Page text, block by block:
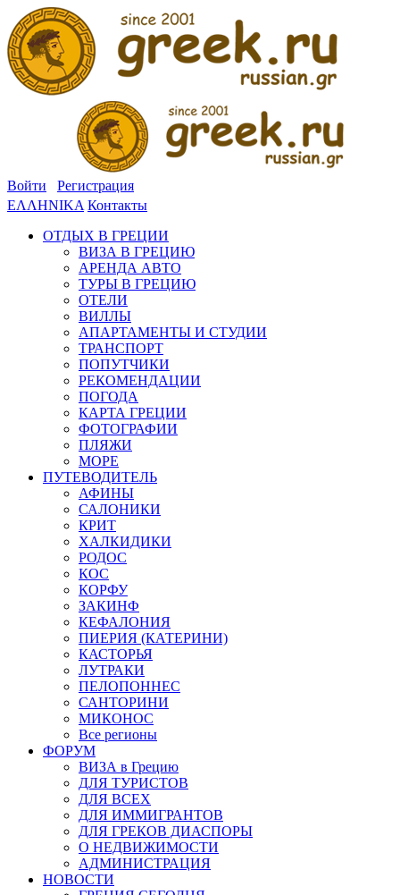
Войти
Регистрация
ΕΛΛΗΝΙΚΑ Контакты
ОТДЫХ В ГРЕЦИИ
ВИЗА В ГРЕЦИЮ
АРЕНДА АВТО
ТУРЫ В ГРЕЦИЮ
ОТЕЛИ
ВИЛЛЫ
АПАРТАМЕНТЫ И СТУДИИ
ТРАНСПОРТ
ПОПУТЧИКИ
РЕКОМЕНДАЦИИ
ПОГОДА
КАРТА ГРЕЦИИ
ФОТОГРАФИИ
ПЛЯЖИ
МОРЕ
ПУТЕВОДИТЕЛЬ
АФИНЫ
САЛОНИКИ
КРИТ
ХАЛКИДИКИ
РОДОС
КОС
КОРФУ
ЗАКИНФ
КЕФАЛОНИЯ
ПИЕРИЯ (КАТЕРИНИ)
КАСТОРЬЯ
ЛУТРАКИ
ПЕЛОПОННЕС
САНТОРИНИ
МИКОНОС
Все регионы
ФОРУМ
ВИЗА в Грецию
ДЛЯ ТУРИСТОВ
ДЛЯ ВСЕХ
ДЛЯ ИММИГРАНТОВ
ДЛЯ ГРЕКОВ ДИАСПОРЫ
О НЕДВИЖИМОСТИ
АДМИНИСТРАЦИЯ
НОВОСТИ